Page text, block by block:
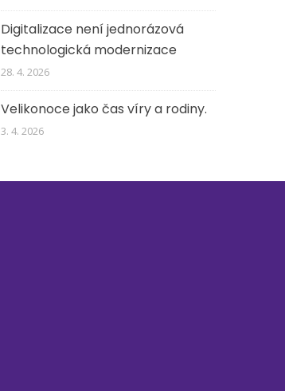
Digitalizace není jednorázová
technologická modernizace
28. 4. 2026
Velikonoce jako čas víry a rodiny.
3. 4. 2026